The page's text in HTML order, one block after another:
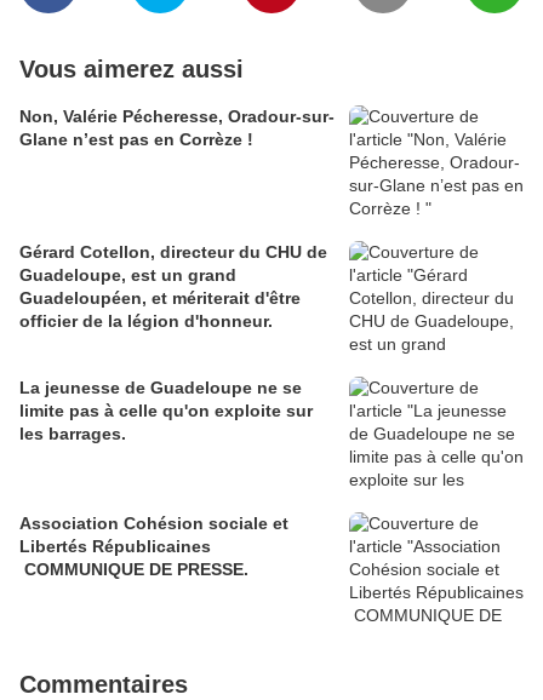
Vous aimerez aussi
Non, Valérie Pécheresse, Oradour-sur-
Glane n’est pas en Corrèze !
Gérard Cotellon, directeur du CHU de
Guadeloupe, est un grand
Guadeloupéen, et mériterait d'être
officier de la légion d'honneur.
La jeunesse de Guadeloupe ne se
limite pas à celle qu'on exploite sur
les barrages.
Association Cohésion sociale et
Libertés Républicaines
COMMUNIQUE DE PRESSE.
Commentaires